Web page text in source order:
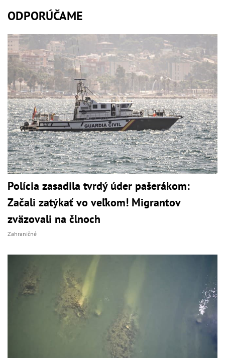
ODPORÚČAME
Polícia zasadila tvrdý úder pašerákom:
Začali zatýkať vo veľkom! Migrantov
zväzovali na člnoch
Zahraničné